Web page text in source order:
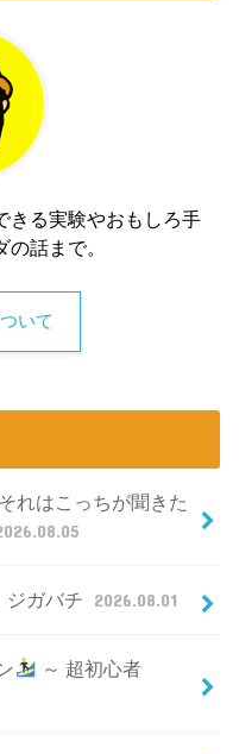
きる実験やおもしろ手
話まで。
いて
れはこっちが聞きた
ジガバチ 2026.08.01
～ 超初心者